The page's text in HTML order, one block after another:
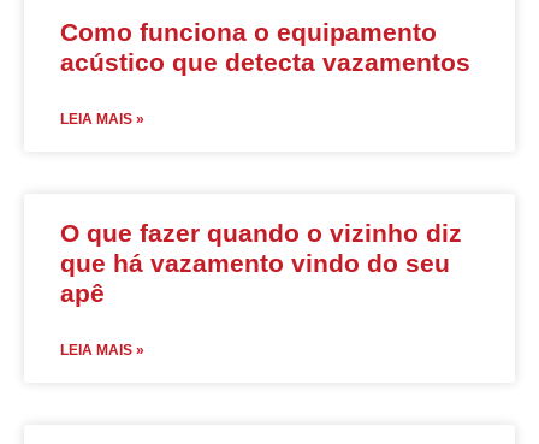
Como funciona o equipamento
acústico que detecta vazamentos
LEIA MAIS »
O que fazer quando o vizinho diz
que há vazamento vindo do seu
apê
LEIA MAIS »